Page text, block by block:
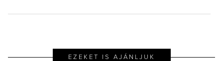
EZEKET IS AJÁNLJUK